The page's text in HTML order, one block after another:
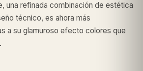
una refinada combinación de estética
técnico, es ahora más
a su glamuroso efecto colores que